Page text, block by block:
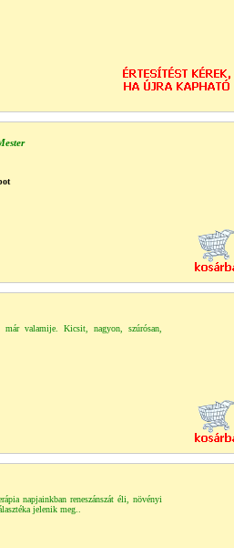
valamije. Kicsit, nagyon, szúrósan,
napjainkban reneszánszát éli, növényi
jelenik meg..